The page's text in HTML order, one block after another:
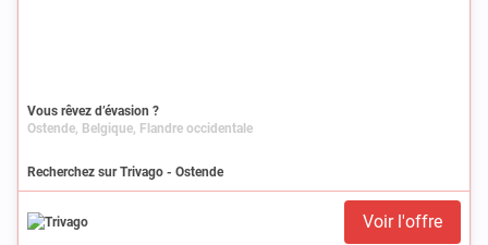
Vous rêvez d’évasion ?
Ostende, Belgique, Flandre occidentale
Recherchez sur Trivago - Ostende
Voir l'offre